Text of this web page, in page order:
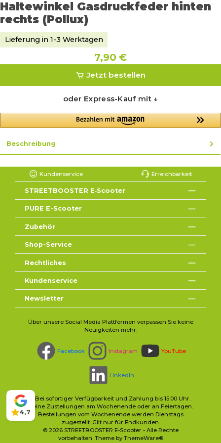
Haltewinkel Gasdruckfeder hinten
rechts (Pollux)
Lieferung in 1-3 Werktagen
7,90 €
Jetzt bestellen
oder Express-Kauf mit ↓
Beschreibung
Kundenservice Erreichbarkeit
STREETBOOSTER E‑Scooter
PURE E-Scooter
Zubehör
Shop-Service
Rechtliches
Kundenservice
Newsletter
Über unsere Social Media Plattformen verpassen Sie keine
Neuigkeiten mehr.
Facebook Instagram YouTube
LinkedIn
* Bei sofortiger Verfügbarkeit und Zahlung bis 15:00 Uhr.
Keine Zustellungen am Wochenende oder an Feiertagen.
Bestellungen vom Wochenende werden Dienstags
zugestellt. Gilt nur für Endkunden.
4,7
© 2026 STREETBOOSTER E-Scooter - Alle Rechte
vorbehalten. Theme by ThemeWare®